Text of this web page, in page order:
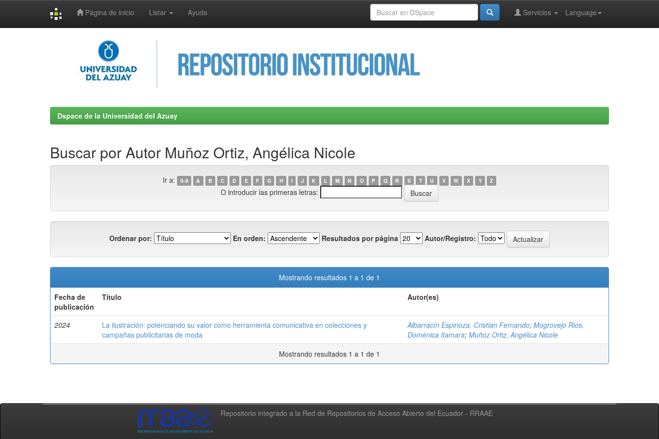
Página de inicio Listar Ayuda Language
Servicios
Dspace de la Universidad del Azuay
Buscar por Autor Muñoz Ortiz, Angélica Nicole
Ir a: 0-9 A B C D E F G H I J K L M N O P Q R S T U V W X Y Z
O introducir las primeras letras:
Ordenar por: En orden: Resultados por página Autor/Registro:
Mostrando resultados 1 a 1 de 1
Fecha de
publicación
Título Autor(es)
2024
La ilustración: potenciando su valor como herramienta comunicativa en colecciones y
campañas publicitarias de moda
Albarracín Espinoza, Cristian Fernando; Mogrovejo Rios,
Doménica Itamara; Muñoz Ortiz, Angélica Nicole
Mostrando resultados 1 a 1 de 1
Repositorio integrado a la Red de Repositorios de Acceso Abierto del Ecuador - RRAAE